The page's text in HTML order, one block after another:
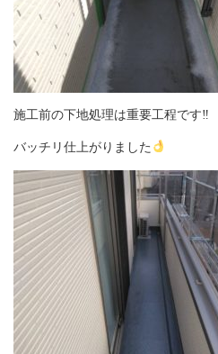
施工前の下地処理は重要工程です‼︎
バッチリ仕上がりました